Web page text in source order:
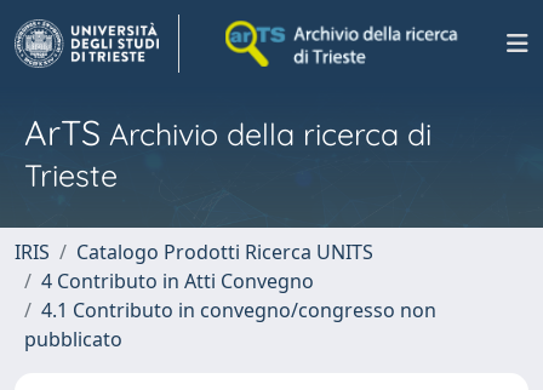
ArTS Archivio della ricerca di
Trieste
IRIS
Catalogo Prodotti Ricerca UNITS
4 Contributo in Atti Convegno
4.1 Contributo in convegno/congresso non
pubblicato